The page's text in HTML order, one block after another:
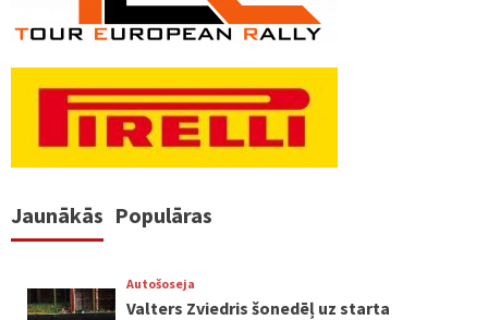
Jaunākās Populāras
Autošoseja
Valters Zviedris šonedēļ uz starta